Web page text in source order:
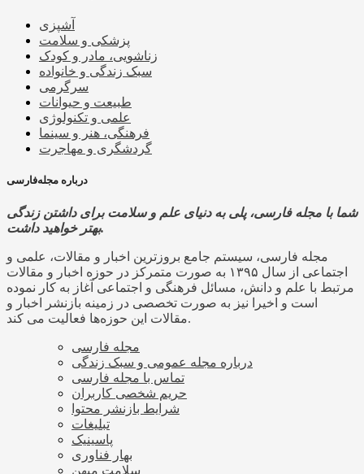
آشپزی
پزشکی و سلامت
زناشویی، مادر و کودک
سبک زندگی و خانواده
سرگرمی
طبیعت و حیوانات
علمی و تکنولوژی
فرهنگی، هنر و سینما
گردشگری و مهاجرت
درباره مجله‌فارسی
شما با مجله فارسی، پلی به دنیای علم و سلامت برای داشتن زندگی
بهتر خواهید داشت.
مجله فارسی، سیستم جامع بروزترین اخبار و مقالات، علمی و
اجتماعی از سال ۱۳۹۵ به صورت متمرکز در حوزه اخبار و مقالات
مرتبط با علم و دانش، مسائل فرهنگی و اجتماعی آغاز به کار نموده
است و اخیرا نیز به صورت تخصصی در زمینه بازنشر اخبار و
مقالات این حوزه‌ها فعالیت می کند.
مجله فارسی
درباره مجله عمومی و سبک زندگی
تماس با مجله فارسی
حریم شخصی کاربران
شرایط بازنشر محتوا
تبلیغات
پاسینیک
بهار فناوری
سلامت میهن